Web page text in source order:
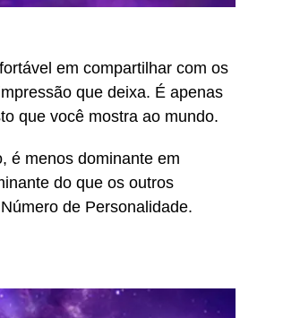
em compartilhar com os
que deixa. É apenas
que você mostra ao mundo.
é menos dominante em
do que os outros
de Personalidade.